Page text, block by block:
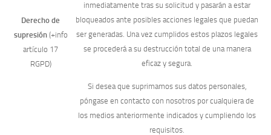
Derecho de
supresión(+info
artículo 17
RGPD)
inmediatamente tras su solicitud y pasarán a estar
bloqueados ante posibles acciones legales que puedan
ser generadas. Una vez cumplidos estos plazos legales
se procederá a su destrucción total de una manera
eficaz y segura.
Si desea que suprimamos sus datos personales,
póngase en contacto con nosotros por cualquiera de
los medios anteriormente indicados y cumpliendo los
requisitos.